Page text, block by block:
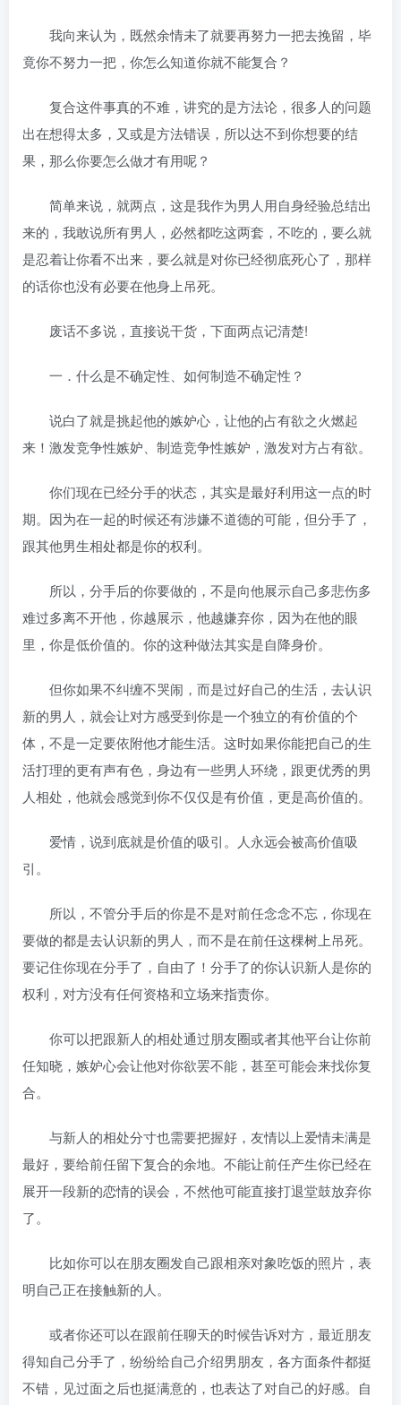
我向来认为，既然余情未了就要再努力一把去挽留，毕
竟你不努力一把，你怎么知道你就不能复合？
复合这件事真的不难，讲究的是方法论，很多人的问题
出在想得太多，又或是方法错误，所以达不到你想要的结
果，那么你要怎么做才有用呢？
简单来说，就两点，这是我作为男人用自身经验总结出
来的，我敢说所有男人，必然都吃这两套，不吃的，要么就
是忍着让你看不出来，要么就是对你已经彻底死心了，那样
的话你也没有必要在他身上吊死。
废话不多说，直接说干货，下面两点记清楚!
一．什么是不确定性、如何制造不确定性？
说白了就是挑起他的嫉妒心，让他的占有欲之火燃起
来！激发竞争性嫉妒、制造竞争性嫉妒，激发对方占有欲。
你们现在已经分手的状态，其实是最好利用这一点的时
期。因为在一起的时候还有涉嫌不道德的可能，但分手了，
跟其他男生相处都是你的权利。
所以，分手后的你要做的，不是向他展示自己多悲伤多
难过多离不开他，你越展示，他越嫌弃你，因为在他的眼
里，你是低价值的。你的这种做法其实是自降身价。
但你如果不纠缠不哭闹，而是过好自己的生活，去认识
新的男人，就会让对方感受到你是一个独立的有价值的个
体，不是一定要依附他才能生活。这时如果你能把自己的生
活打理的更有声有色，身边有一些男人环绕，跟更优秀的男
人相处，他就会感觉到你不仅仅是有价值，更是高价值的。
爱情，说到底就是价值的吸引。人永远会被高价值吸
引。
所以，不管分手后的你是不是对前任念念不忘，你现在
要做的都是去认识新的男人，而不是在前任这棵树上吊死。
要记住你现在分手了，自由了！分手了的你认识新人是你的
权利，对方没有任何资格和立场来指责你。
你可以把跟新人的相处通过朋友圈或者其他平台让你前
任知晓，嫉妒心会让他对你欲罢不能，甚至可能会来找你复
合。
与新人的相处分寸也需要把握好，友情以上爱情未满是
最好，要给前任留下复合的余地。不能让前任产生你已经在
展开一段新的恋情的误会，不然他可能直接打退堂鼓放弃你
了。
比如你可以在朋友圈发自己跟相亲对象吃饭的照片，表
明自己正在接触新的人。
或者你还可以在跟前任聊天的时候告诉对方，最近朋友
得知自己分手了，纷纷给自己介绍男朋友，各方面条件都挺
不错，见过面之后也挺满意的，也表达了对自己的好感。自